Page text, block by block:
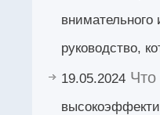
внимательного
руководство,
19.05.2024 Что